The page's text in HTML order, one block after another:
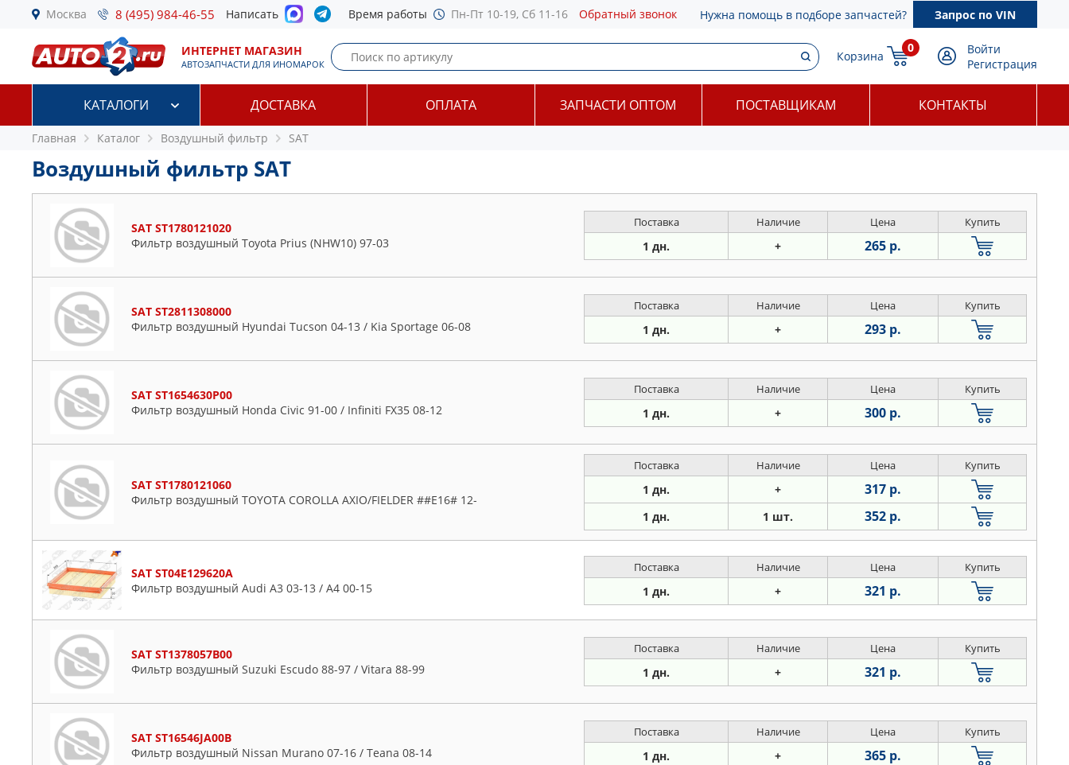
Москва 8 (495) 984-46-55 Написать Время работы Пн-Пт 10-19, Сб 11-16 Обратный звонок Нужна помощь в подборе запчастей? Запрос по VIN
ИНТЕРНЕТ МАГАЗИН
АВТОЗАПЧАСТИ ДЛЯ ИНОМАРОК
Корзина
0
Войти
Регистрация
КАТАЛОГИ ДОСТАВКА ОПЛАТА ЗАПЧАСТИ ОПТОМ ПОСТАВЩИКАМ КОНТАКТЫ
Главная Каталог Воздушный фильтр SAT
Воздушный фильтр SAT
SAT ST1780121020
Фильтр воздушный Toyota Prius (NHW10) 97-03
Поставка Наличие Цена Купить
1 дн. + 265 р.
SAT ST2811308000
Фильтр воздушный Hyundai Tucson 04-13 / Kia Sportage 06-08
Поставка Наличие Цена Купить
1 дн. + 293 р.
SAT ST1654630P00
Фильтр воздушный Honda Civic 91-00 / Infiniti FX35 08-12
Поставка Наличие Цена Купить
1 дн. + 300 р.
SAT ST1780121060
Фильтр воздушный TOYOTA COROLLA AXIO/FIELDER ##E16# 12-
Поставка Наличие Цена Купить
1 дн. + 317 р.
1 дн. 1 шт. 352 р.
SAT ST04E129620A
Фильтр воздушный Audi A3 03-13 / A4 00-15
Поставка Наличие Цена Купить
1 дн. + 321 р.
SAT ST1378057B00
Фильтр воздушный Suzuki Escudo 88-97 / Vitara 88-99
Поставка Наличие Цена Купить
1 дн. + 321 р.
SAT ST16546JA00B
Фильтр воздушный Nissan Murano 07-16 / Teana 08-14
Поставка Наличие Цена Купить
1 дн. + 365 р.